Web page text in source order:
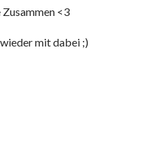
<3
mit dabei ;)